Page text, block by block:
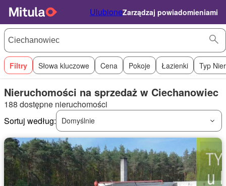
UlubioneZarządzaj powiadomieniami
Filtry Słowa kluczowe Cena Pokoje Łazienki Typ
Nieruchomości na sprzedaż w Ciechanowiec
188 dostępne nieruchomości
Sortuj według:
Domyślnie